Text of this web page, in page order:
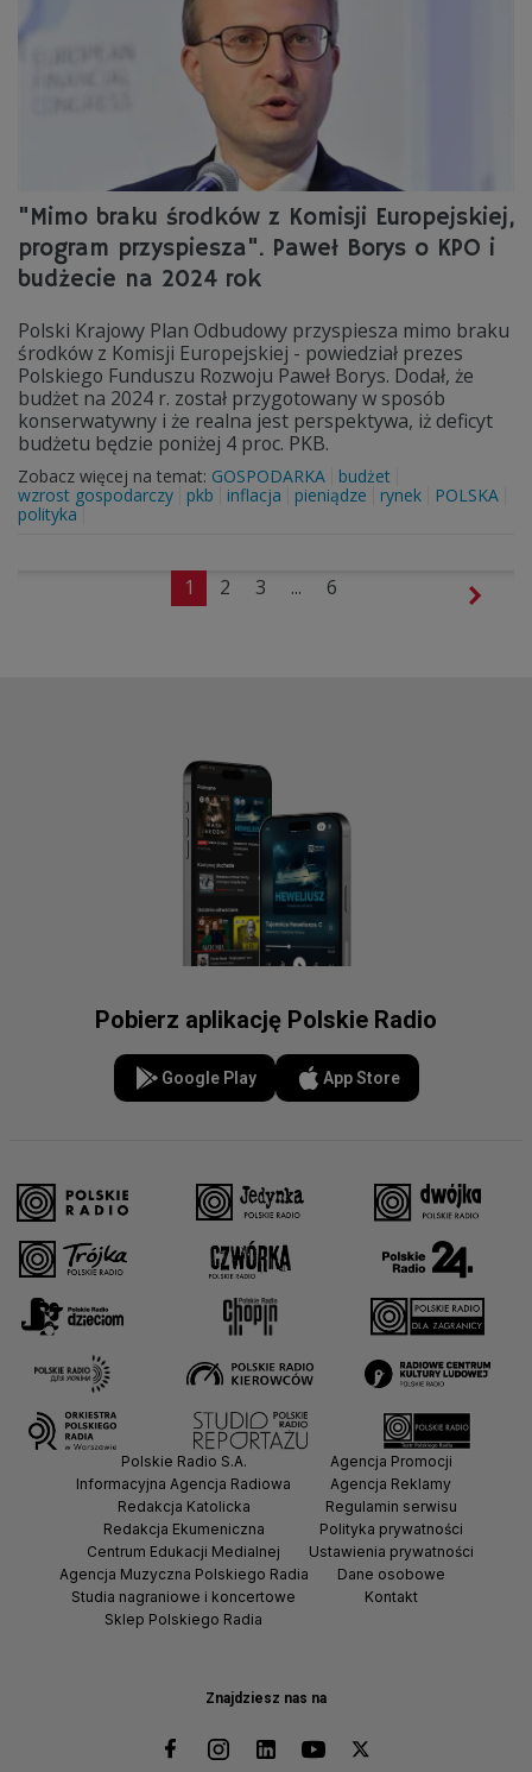
"Mimo braku środków z Komisji Europejskiej,
program przyspiesza". Paweł Borys o KPO i
budżecie na 2024 rok
Polski Krajowy Plan Odbudowy przyspiesza mimo braku
środków z Komisji Europejskiej - powiedział prezes
Polskiego Funduszu Rozwoju Paweł Borys. Dodał, że
budżet na 2024 r. został przygotowany w sposób
konserwatywny i że realna jest perspektywa, iż deficyt
budżetu będzie poniżej 4 proc. PKB.
Zobacz więcej na temat: GOSPODARKA
budżet
wzrost gospodarczy
pkb inflacja pieniądze rynek
POLSKA
polityka
1 2 3 ... 6
Pobierz aplikację Polskie Radio
Google Play App Store
Znajdziesz nas na
Polskie Radio S.A.
Informacyjna Agencja Radiowa
Redakcja Katolicka
Redakcja Ekumeniczna
Centrum Edukacji Medialnej
Agencja Muzyczna Polskiego Radia
Studia nagraniowe i koncertowe
Sklep Polskiego Radia
Agencja Promocji
Agencja Reklamy
Regulamin serwisu
Polityka prywatności
Ustawienia prywatności
Dane osobowe
Kontakt